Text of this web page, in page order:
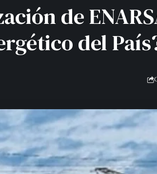
de
del